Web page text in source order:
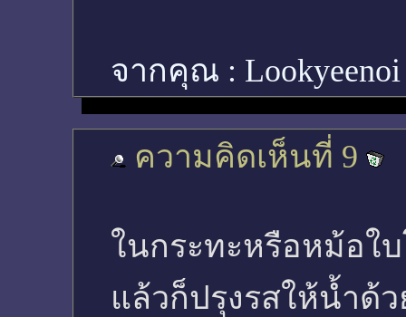
จากคุณ :
ความคิดเห็นที่ 9
ในกระทะหรือหม้อใบ
แล้วก็ปรุงรสให้น้ำด้